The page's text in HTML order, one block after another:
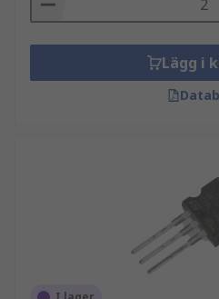
parallellt med din
(DAC) eller Analog-till-Digital-
Typer av
Linjär
LDO (Low Dropout)
Var används
Lägg i